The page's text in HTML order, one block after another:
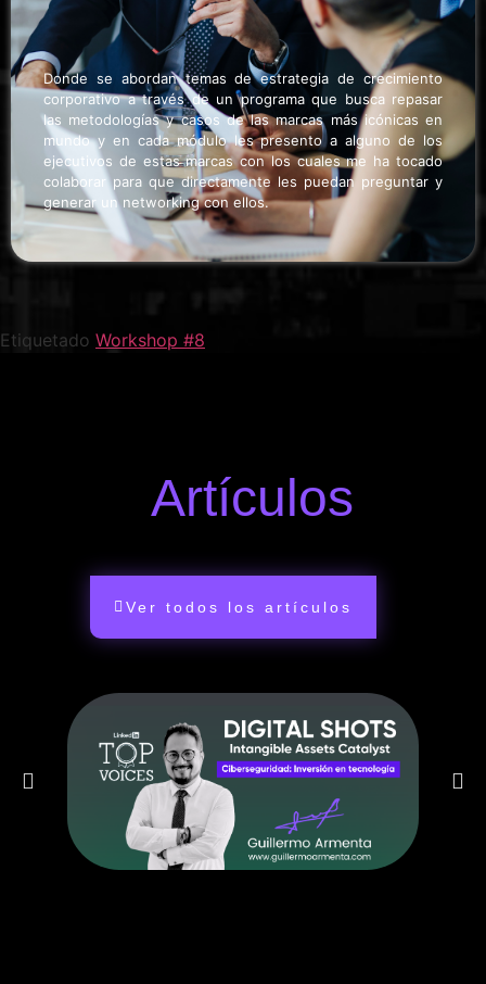
Donde se abordan temas de estrategia de crecimiento
corporativo a través de un programa que busca repasar
las metodologías y casos de las marcas más icónicas en
mundo y en cada módulo les presento a alguno de los
ejecutivos de estas marcas con los cuales me ha tocado
colaborar para que directamente les puedan preguntar y
generar un networking con ellos.
Etiquetado Workshop #8
Artículos
Ver todos los artículos